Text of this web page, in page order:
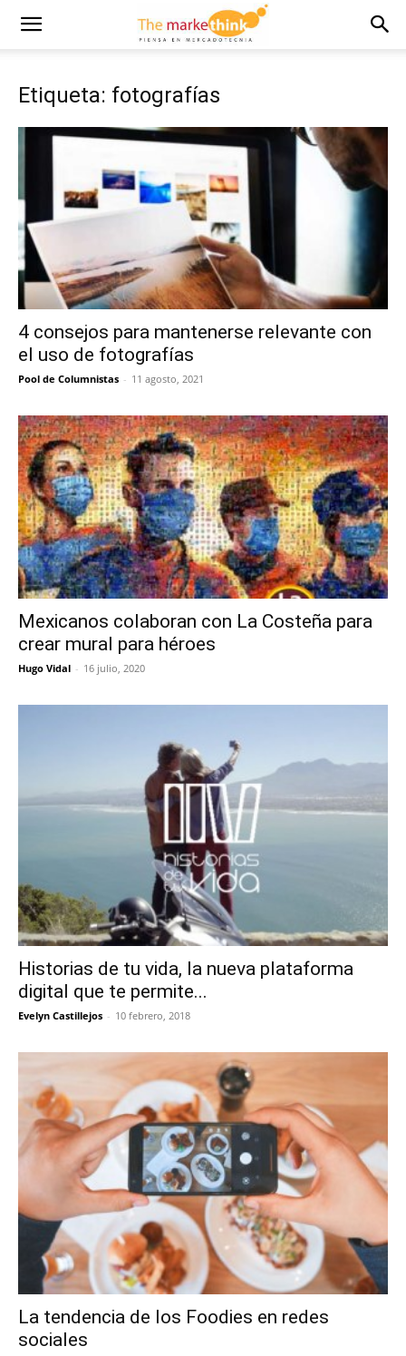
Etiqueta: fotografías
4 consejos para mantenerse relevante con
el uso de fotografías
Pool de Columnistas - 11 agosto, 2021
Mexicanos colaboran con La Costeña para
crear mural para héroes
Hugo Vidal - 16 julio, 2020
Historias de tu vida, la nueva plataforma
digital que te permite...
Evelyn Castillejos - 10 febrero, 2018
La tendencia de los Foodies en redes
sociales